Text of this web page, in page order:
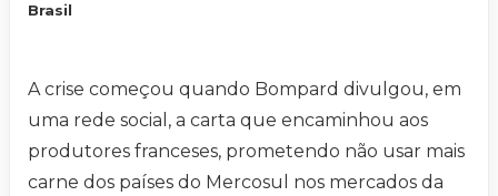
Brasil
A crise começou quando Bompard divulgou, em
uma rede social, a carta que encaminhou aos
produtores franceses, prometendo não usar mais
carne dos países do Mercosul nos mercados da